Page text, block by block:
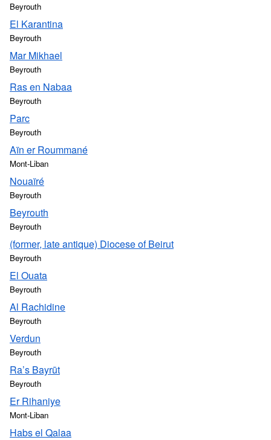
Beyrouth
El Karantina
Beyrouth
Mar Mikhael
Beyrouth
Ras en Nabaa
Beyrouth
Parc
Beyrouth
Aïn er Roummané
Mont-Liban
Nouaïré
Beyrouth
Beyrouth
Beyrouth
(former, late antique) Diocese of Beirut
Beyrouth
El Ouata
Beyrouth
Al Rachidine
Beyrouth
Verdun
Beyrouth
Ra’s Bayrūt
Beyrouth
Er Rihaniye
Mont-Liban
Habs el Qalaa